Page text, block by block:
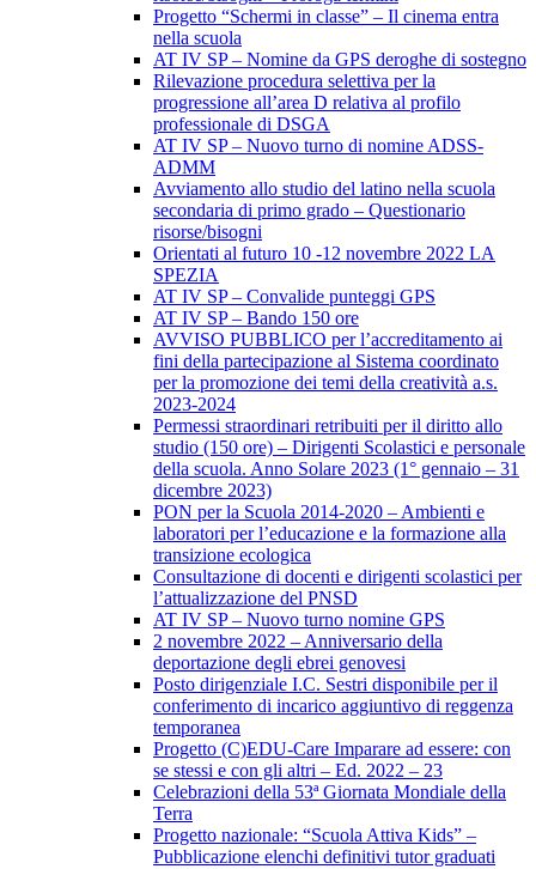
Progetto “Schermi in classe” – Il cinema entra
nella scuola
AT IV SP – Nomine da GPS deroghe di sostegno
Rilevazione procedura selettiva per la
progressione all’area D relativa al profilo
professionale di DSGA
AT IV SP – Nuovo turno di nomine ADSS-
ADMM
Avviamento allo studio del latino nella scuola
secondaria di primo grado – Questionario
risorse/bisogni
Orientati al futuro 10 -12 novembre 2022 LA
SPEZIA
AT IV SP – Convalide punteggi GPS
AT IV SP – Bando 150 ore
AVVISO PUBBLICO per l’accreditamento ai
fini della partecipazione al Sistema coordinato
per la promozione dei temi della creatività a.s.
2023-2024
Permessi straordinari retribuiti per il diritto allo
studio (150 ore) – Dirigenti Scolastici e personale
della scuola. Anno Solare 2023 (1° gennaio – 31
dicembre 2023)
PON per la Scuola 2014-2020 – Ambienti e
laboratori per l’educazione e la formazione alla
transizione ecologica
Consultazione di docenti e dirigenti scolastici per
l’attualizzazione del PNSD
AT IV SP – Nuovo turno nomine GPS
2 novembre 2022 – Anniversario della
deportazione degli ebrei genovesi
Posto dirigenziale I.C. Sestri disponibile per il
conferimento di incarico aggiuntivo di reggenza
temporanea
Progetto (C)EDU-Care Imparare ad essere: con
se stessi e con gli altri – Ed. 2022 – 23
Celebrazioni della 53ª Giornata Mondiale della
Terra
Progetto nazionale: “Scuola Attiva Kids” –
Pubblicazione elenchi definitivi tutor graduati